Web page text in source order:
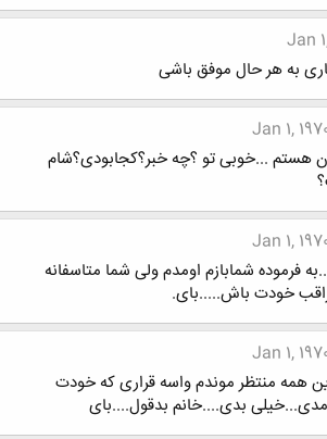
Jan
به هر حال موفق باشی
Jan 1,
هستم ...خوبی تو ؟چه خبر؟کجابودی؟شام
Jan 1,
فرموده شمابازم اومدم ولی شما متاسفانه
خودت باش.....بای.
Jan 1,
همه منتظر موندم واسه قراری که خودت
بدی....خانم بدقول....بای